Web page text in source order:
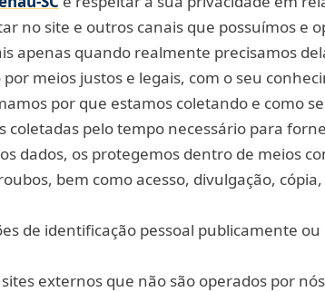
no site e outros canais que possuímos e
apenas quando realmente precisamos
meios justos e legais, com o seu
por que estamos coletando e como
coletadas pelo tempo necessário para
dados, os protegemos dentro de meios
bem como acesso, divulgação,
de identificação pessoal publicamente ou
externos que não são operados por